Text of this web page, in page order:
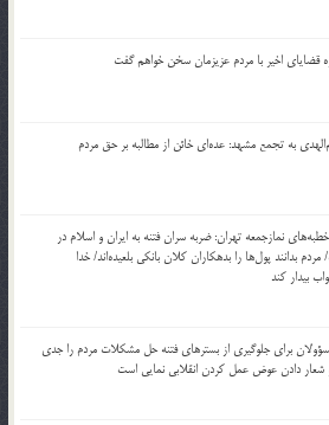
قضایای اخیر با مردم عزیزمان سخن خواهم گفت
به تجمع مشهد: عده‌ای خائن از مطالبه بر حق مردم
نمازجمعه تهران: ضربه‌ سران فتنه به ایران و اسلام در
بدانند پول‌ها را بدهکاران کلان بانکی بلعیده‌اند/ خدا
بیدار کند
برای جلوگیری از بسترهای فتنه حل مشکلات مردم را جدی
و شعار دادن عوض عمل کردن انقلابی نمایی است